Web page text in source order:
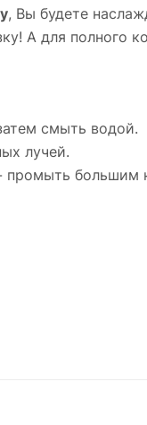
, Вы будете
А для полного
смыть водой.
лучей.
промыть